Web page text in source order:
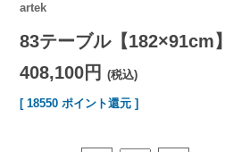
artek
83テーブル【182×91cm】
408,100円(税込)
[ 18550 ポイント還元 ]